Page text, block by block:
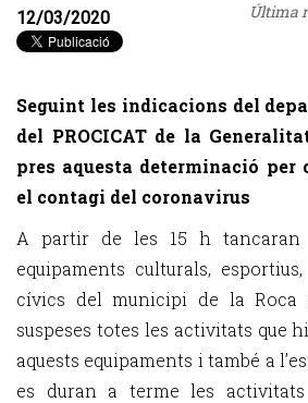
Última
12/03/2020
Seguint les indicacions del
del PROCICAT de la
pres aquesta determinació
el contagi del coronavirus
A partir de les 15 h
equipaments culturals,
cívics del municipi de la Roca
suspeses totes les activitats que
aquests equipaments i també a
es duran a terme les activitats